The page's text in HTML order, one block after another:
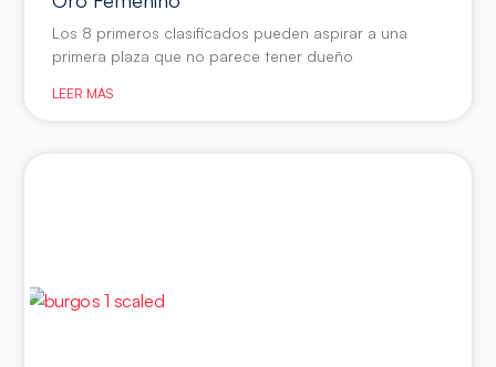
Los 8 primeros clasificados pueden aspirar a una
primera plaza que no parece tener dueño
LEER MÁS